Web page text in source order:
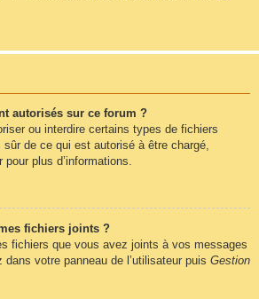
autorisés sur ce forum ?
ou interdire certains types de fichiers
de ce qui est autorisé à être chargé,
pour plus d’informations.
fichiers joints ?
fichiers que vous avez joints à vos messages
votre panneau de l’utilisateur puis Gestion